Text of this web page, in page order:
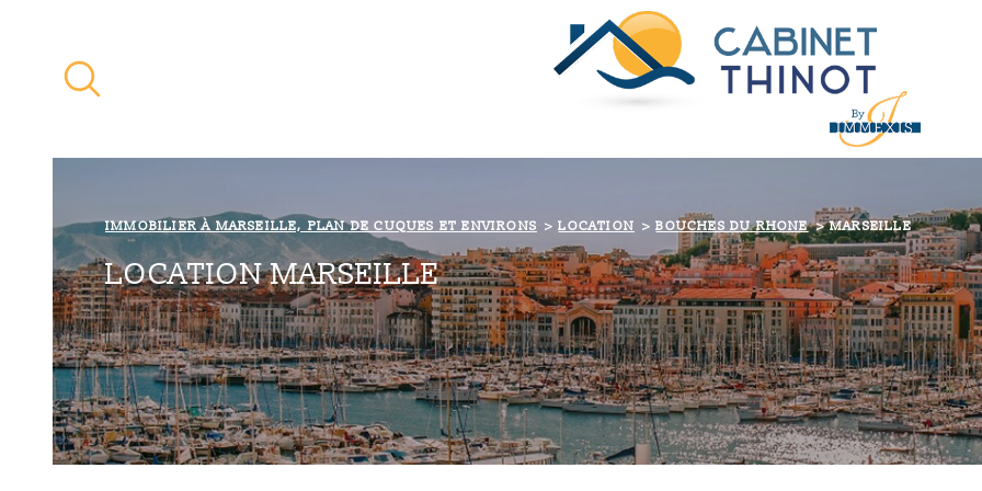
recherche
principal
contenu
IMMOBILIER À MARSEILLE, PLAN DE CUQUES ET ENVIRONS LOCATION BOUCHES DU RHONE MARSEILLE
LOCATION MARSEILLE